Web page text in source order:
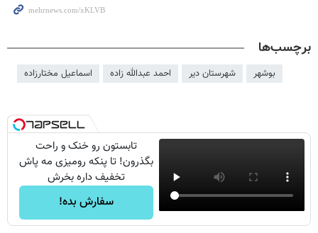
برچسب‌ها
بوشهر شهرستان دیر احمد عبدالله زاده اسماعیل مختارزاده
تابستون رو خنک و راحت
بگذرون! تا پنکه رومیزی مه پاش
تخفیف داره بخرش
سفارش بده!